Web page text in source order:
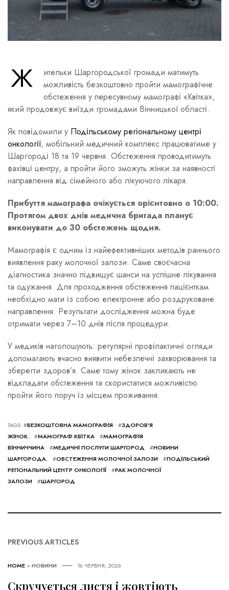
Ж
ительки Шаргородської громади матимуть
можливість безкоштовно пройти мамографічне
обстеження у пересувному мамографі «Квітка»,
який продовжує виїзди громадами Вінницької області.
Як повідомили у Подільському регіональному центрі
онкології, мобільний медичний комплекс працюватиме у
Шаргороді 18 та 19 червня. Обстеження проводитимуть
фахівці центру, а пройти його зможуть жінки за наявності
направлення від сімейного або лікуючого лікаря.
Прибуття мамографа очікується орієнтовно о 10:00.
Протягом двох днів медична бригада планує
виконувати до 30 обстежень щодня.
Мамографія є одним із найефективніших методів раннього
виявлення раку молочної залози. Саме своєчасна
діагностика значно підвищує шанси на успішне лікування
та одужання. Для проходження обстеження пацієнткам
необхідно мати із собою електронне або роздруковане
направлення. Результати дослідження можна буде
отримати через 7–10 днів після процедури.
У медиків наголошують: регулярні профілактичні огляди
допомагають вчасно виявити небезпечні захворювання та
зберегти здоров’я. Саме тому жінок закликають не
відкладати обстеження та скористатися можливістю
пройти його поруч із місцем проживання.
TAGS: #БЕЗКОШТОВНА МАМОГРАФІЯ #ЗДОРОВ'Я
ЖІНОК.
#МАМОГРАФ КВІТКА #МАМОГРАФІЯ
ВІННИЧЧИНА
#МЕДИЧНІ ПОСЛУГИ ШАРГОРОД #НОВИНИ
ШАРГОРОДА.
#ОБСТЕЖЕННЯ МОЛОЧНОЇ ЗАЛОЗИ #ПОДІЛЬСЬКИЙ
РЕГІОНАЛЬНИЙ ЦЕНТР ОНКОЛОГІЇ
#РАК МОЛОЧНОЇ
ЗАЛОЗИ
#ШАРГОРОД
PREVIOUS ARTICLES
HOME >НОВИНИ 16 ЧЕРВНЯ, 2026
Скручується листя і жовтіють